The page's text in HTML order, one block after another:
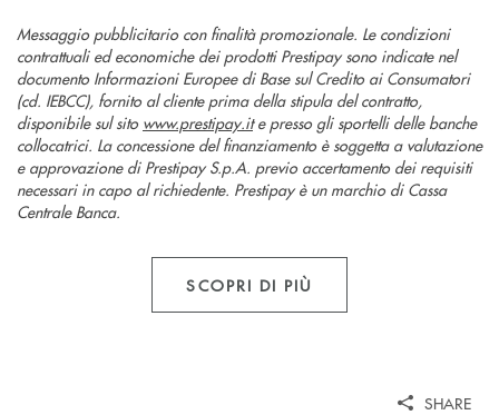
Messaggio pubblicitario con finalità promozionale. Le condizioni
contrattuali ed economiche dei prodotti Prestipay sono indicate nel
documento Informazioni Europee di Base sul Credito ai Consumatori
(cd. IEBCC), fornito al cliente prima della stipula del contratto,
disponibile sul sito www.prestipay.ite presso gli sportelli delle banche
collocatrici. La concessione del finanziamento è soggetta a valutazione
e approvazione di Prestipay S.p.A. previo accertamento dei requisiti
necessari in capo al richiedente. Prestipay è un marchio di Cassa
Centrale Banca.
SCOPRI DI PIÙ
SHARE